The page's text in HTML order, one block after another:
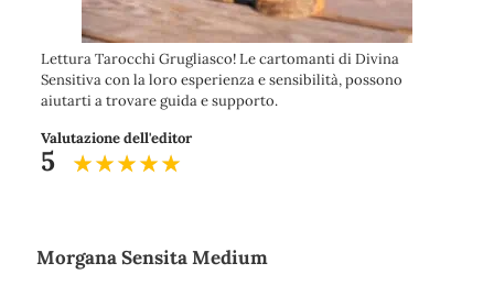
Lettura Tarocchi Grugliasco! Le cartomanti di Divina
Sensitiva con la loro esperienza e sensibilità, possono
aiutarti a trovare guida e supporto.
Valutazione dell'editor
5
Morgana Sensita Medium